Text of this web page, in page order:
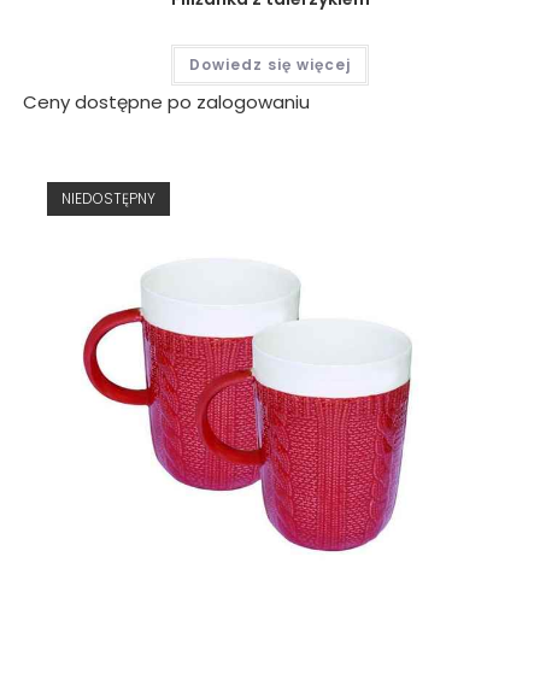
Dowiedz się więcej
Ceny dostępne po zalogowaniu
NIEDOSTĘPNY